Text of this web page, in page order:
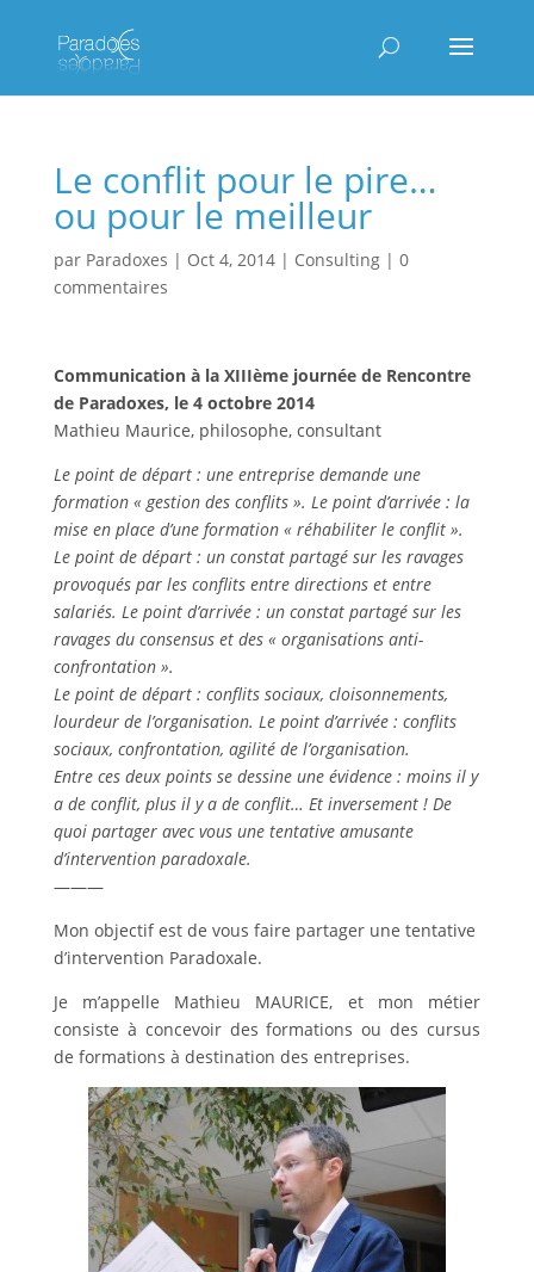
Le conflit pour le pire…
ou pour le meilleur
par Paradoxes | Oct 4, 2014| Consulting| 0
commentaires
Communication à la XIIIème journée de Rencontre
de Paradoxes, le 4 octobre 2014
Mathieu Maurice, philosophe, consultant
Le point de départ : une entreprise demande une
formation « gestion des conflits ». Le point d’arrivée : la
mise en place d’une formation « réhabiliter le conflit ».
Le point de départ : un constat partagé sur les ravages
provoqués par les conflits entre directions et entre
salariés. Le point d’arrivée : un constat partagé sur les
ravages du consensus et des « organisations anti-
confrontation ».
Le point de départ : conflits sociaux, cloisonnements,
lourdeur de l’organisation. Le point d’arrivée : conflits
sociaux, confrontation, agilité de l’organisation.
Entre ces deux points se dessine une évidence : moins il y
a de conflit, plus il y a de conflit… Et inversement ! De
quoi partager avec vous une tentative amusante
d’intervention paradoxale.
———
Mon objectif est de vous faire partager une tentative
d’intervention Paradoxale.
Je m’appelle Mathieu MAURICE, et mon métier
consiste à concevoir des formations ou des cursus
de formations à destination des entreprises.